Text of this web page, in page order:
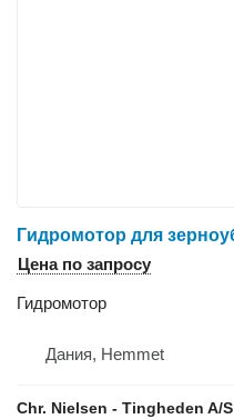
Цена по запросу
Гидромотор
Дания, Hemmet
Chr. Nielsen - Tingheden A/S